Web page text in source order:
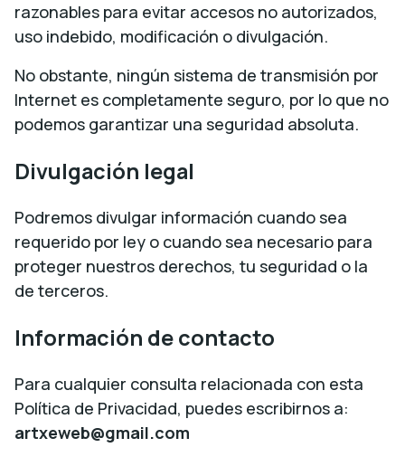
razonables para evitar accesos no autorizados,
uso indebido, modificación o divulgación.
No obstante, ningún sistema de transmisión por
Internet es completamente seguro, por lo que no
podemos garantizar una seguridad absoluta.
Divulgación legal
Podremos divulgar información cuando sea
requerido por ley o cuando sea necesario para
proteger nuestros derechos, tu seguridad o la
de terceros.
Información de contacto
Para cualquier consulta relacionada con esta
Política de Privacidad, puedes escribirnos a:
artxeweb@gmail.com